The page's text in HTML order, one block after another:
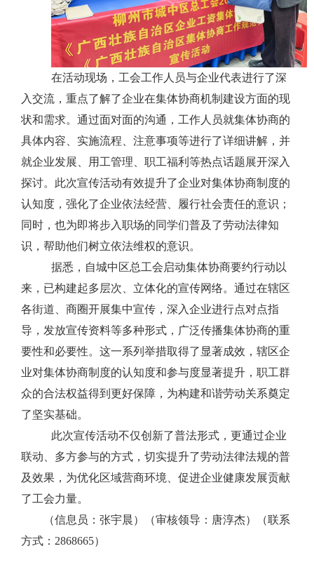
在活动现场，工会工作人员与企业代表进行了深
入交流，重点了解了企业在集体协商机制建设方面的现
状和需求。通过面对面的沟通，工作人员就集体协商的
具体内容、实施流程、注意事项等进行了详细讲解，并
就企业发展、用工管理、职工福利等热点话题展开深入
探讨。此次宣传活动有效提升了企业对集体协商制度的
认知度，强化了企业依法经营、履行社会责任的意识；
同时，也为即将步入职场的同学们普及了劳动法律知
识，帮助他们树立依法维权的意识。
据悉，自城中区总工会启动集体协商要约行动以
来，已构建起多层次、立体化的宣传网络。通过在辖区
各街道、商圈开展集中宣传，深入企业进行点对点指
导，发放宣传资料等多种形式，广泛传播集体协商的重
要性和必要性。这一系列举措取得了显著成效，辖区企
业对集体协商制度的认知度和参与度显著提升，职工群
众的合法权益得到更好保障，为构建和谐劳动关系奠定
了坚实基础。
此次宣传活动不仅创新了普法形式，更通过企业
联动、多方参与的方式，切实提升了劳动法律法规的普
及效果，为优化区域营商环境、促进企业健康发展贡献
了工会力量。
（信息员：张宇晨）（审核领导：唐淳杰）（联系
方式：2868665）